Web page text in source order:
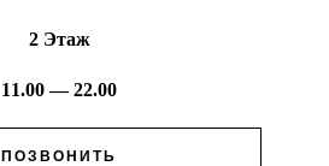
2 Этаж
11.00 — 22.00
ПОЗВОНИТЬ